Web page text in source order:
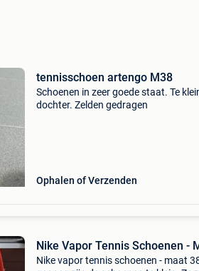
tennisschoen artengo M38
Schoenen in zeer goede staat. Te
dochter. Zelden gedragen
Ophalen of Verzenden
Nike Vapor Tennis Schoenen -
Nike vapor tennis schoenen - maat